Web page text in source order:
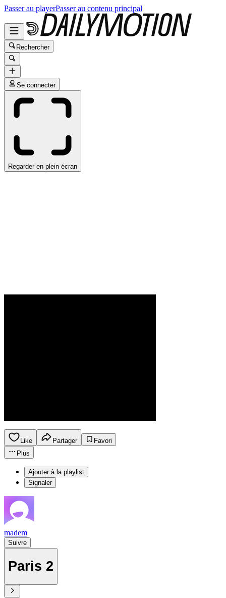
Passer au playerPasser au contenu principal
Rechercher
Se connecter
Regarder en plein écran
Like Partager
Favori
Plus
Ajouter à la playlist
Signaler
madem
Suivre
Paris 2